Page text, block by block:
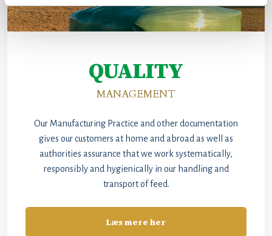
QUALITY
​MANAGEMENT​
​Our Manufacturing Practice and other documentation
gives our customers at home and abroad as well as
authorities assurance that we work systematically,
responsibly and hygienically in our handling and
transport of feed.​​
Læs mere her